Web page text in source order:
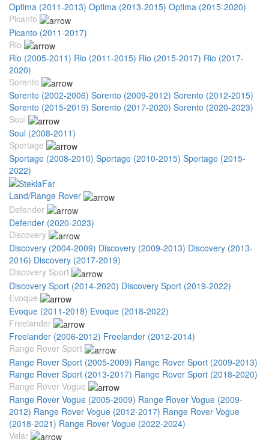
Optima (2011-2013) Optima (2013-2015) Optima (2015-2020)
Picanto
Picanto (2011-2017)
Rio
Rio (2005-2011) Rio (2011-2015) Rio (2015-2017) Rio (2017-
2020)
Sorento
Sorento (2002-2006) Sorento (2009-2012) Sorento (2012-2015)
Sorento (2015-2019) Sorento (2017-2020) Sorento (2020-2023)
Soul
Soul (2008-2011)
Sportage
Sportage (2008-2010) Sportage (2010-2015) Sportage (2015-
2022)
Land/Range Rover
Defender
Defender (2020-2023)
Discovery
Discovery (2004-2009) Discovery (2009-2013) Discovery (2013-
2016) Discovery (2017-2019)
Discovery Sport
Discovery Sport (2014-2020) Discovery Sport (2019-2022)
Evoque
Evoque (2011-2018) Evoque (2018-2022)
Freelander
Freelander (2006-2012) Freelander (2012-2014)
Range Rover Sport
Range Rover Sport (2005-2009) Range Rover Sport (2009-2013)
Range Rover Sport (2013-2017) Range Rover Sport (2018-2020)
Range Rover Vogue
Range Rover Vogue (2005-2009) Range Rover Vogue (2009-
2012) Range Rover Vogue (2012-2017) Range Rover Vogue
(2018-2021) Range Rover Vogue (2022-2024)
Velar